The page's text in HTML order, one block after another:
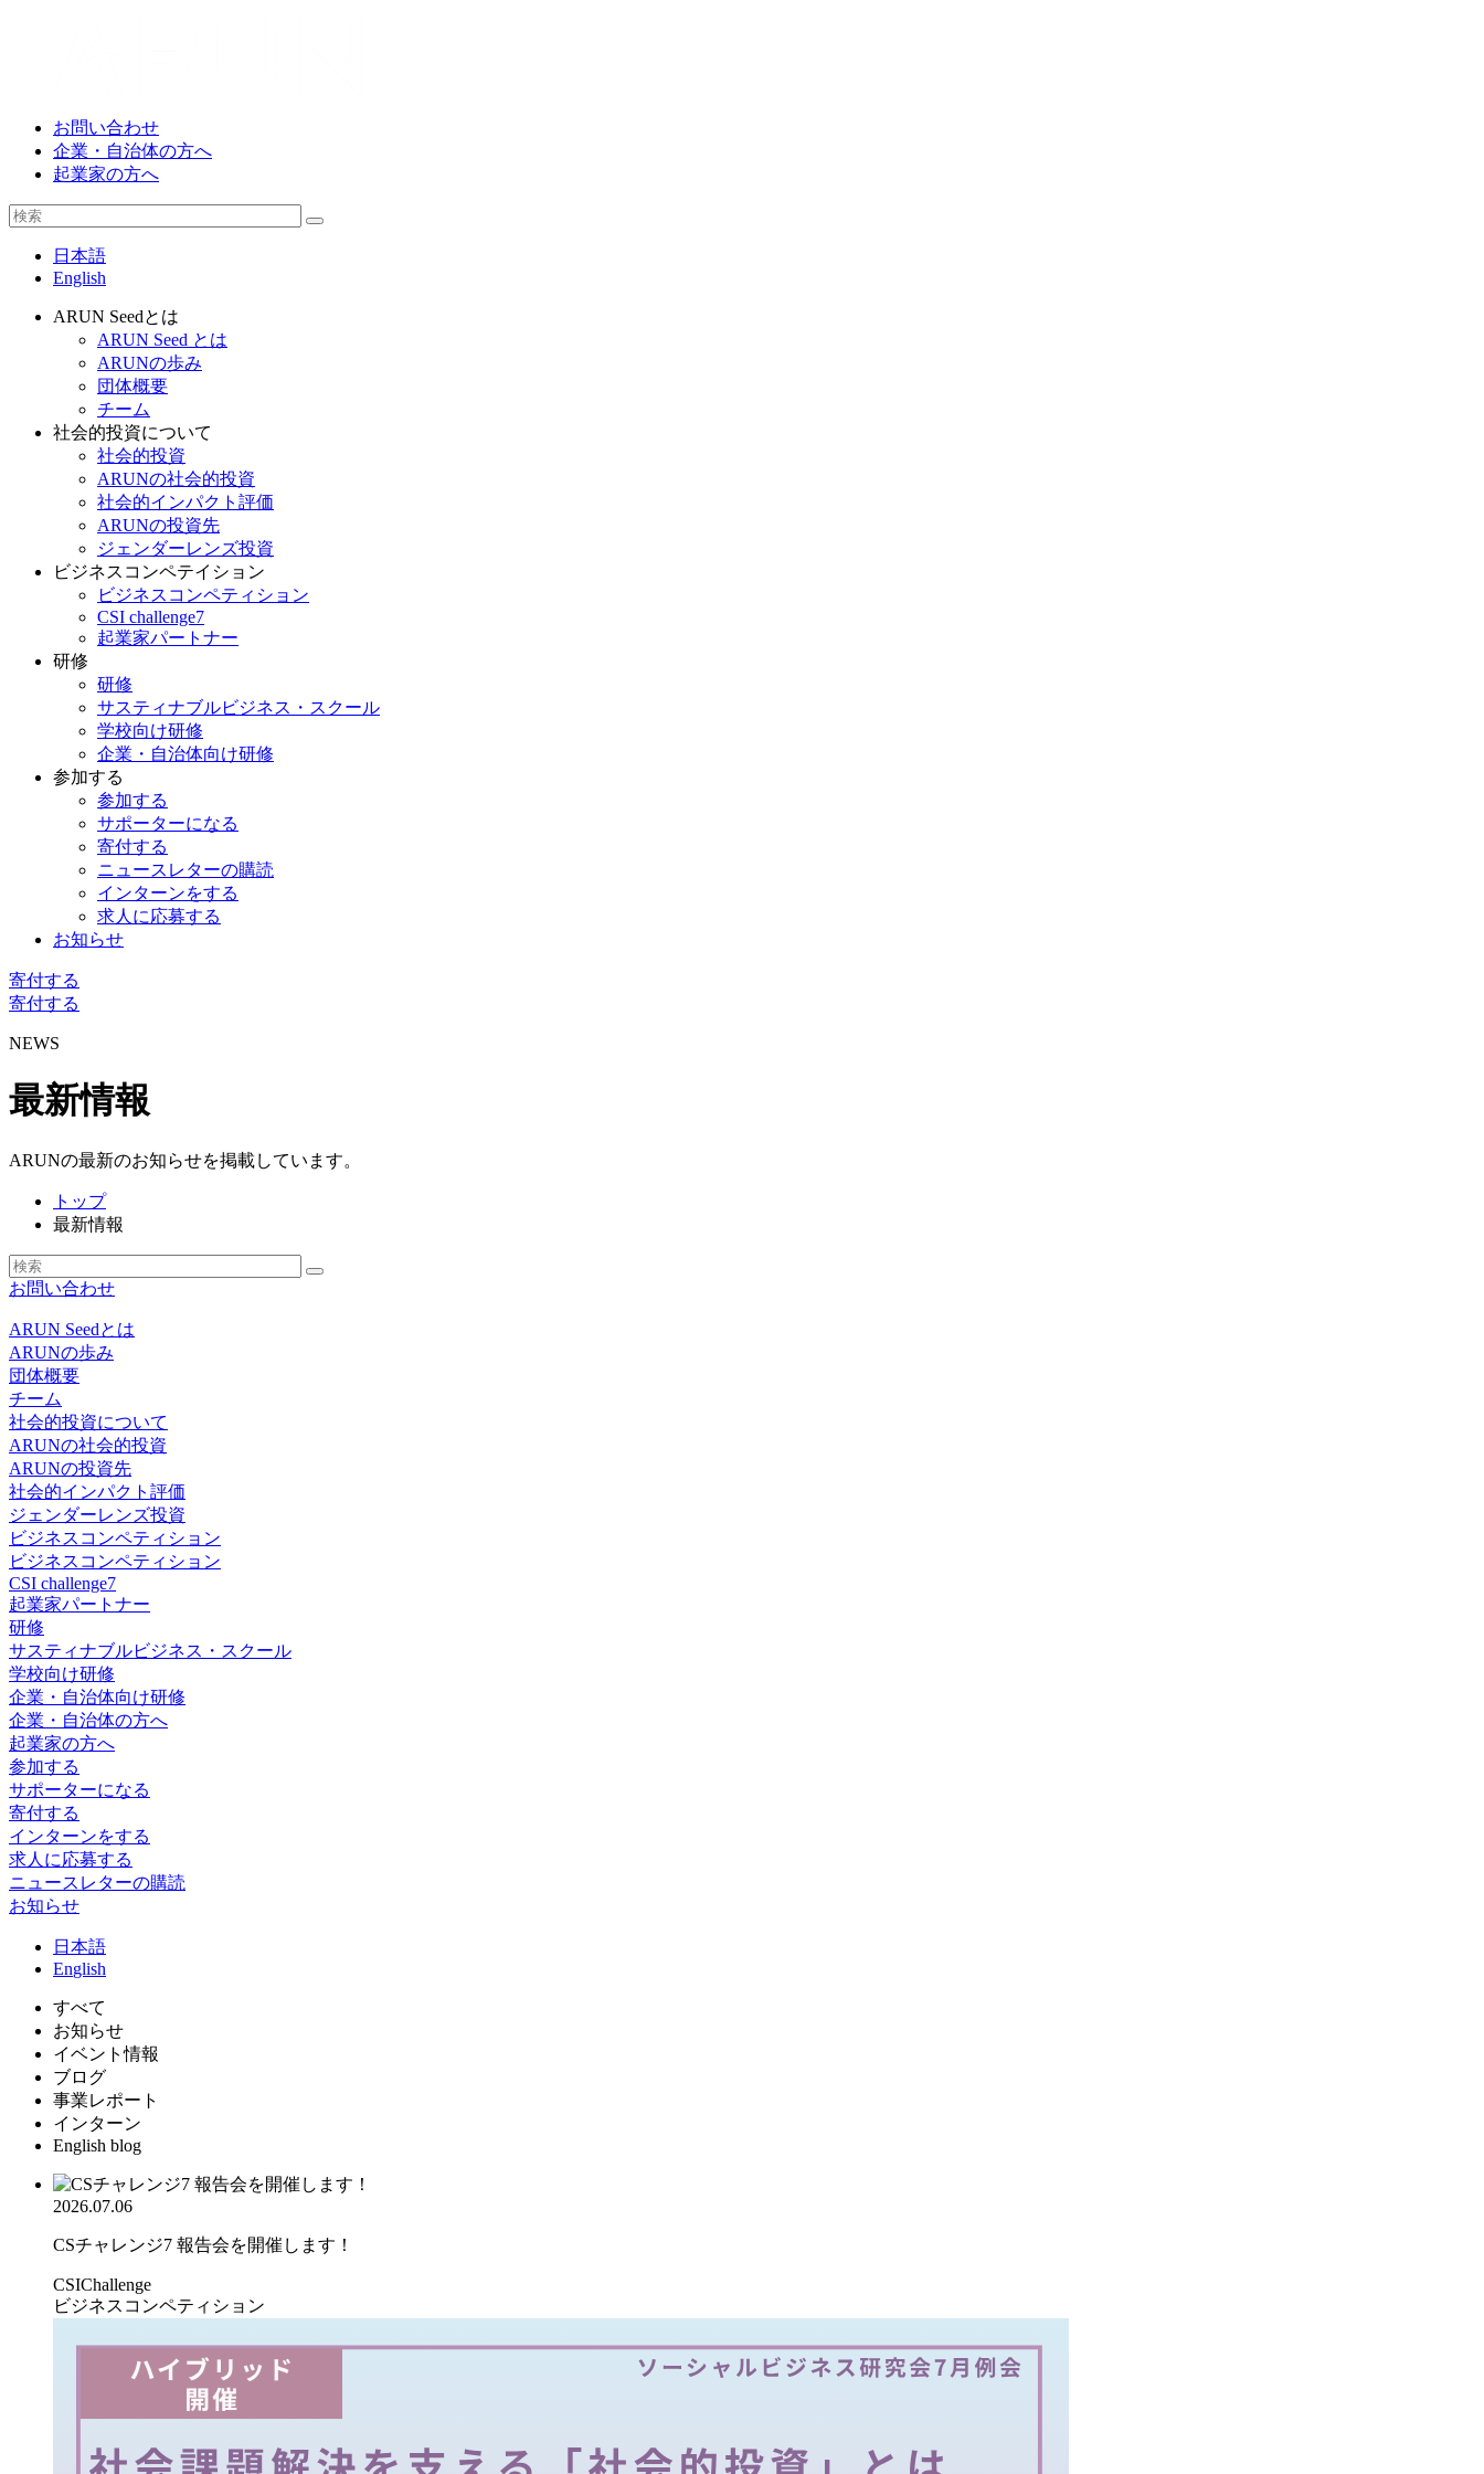
お問い合わせ
企業・自治体の方へ
起業家の方へ
日本語
English
ARUN Seedとは
ARUN Seed とは
ARUNの歩み
団体概要
チーム
社会的投資について
社会的投資
ARUNの社会的投資
社会的インパクト評価
ARUNの投資先
ジェンダーレンズ投資
ビジネスコンペテイション
ビジネスコンペティション
CSI challenge7
起業家パートナー
研修
研修
サスティナブルビジネス・スクール
学校向け研修
企業・自治体向け研修
参加する
参加する
サポーターになる
寄付する
ニュースレターの購読
インターンをする
求人に応募する
お知らせ
寄付する
寄付する
NEWS
最新情報
ARUNの最新のお知らせを掲載しています。
トップ
最新情報
お問い合わせ
ARUN Seedとは
ARUNの歩み
団体概要
チーム
社会的投資について
ARUNの社会的投資
ARUNの投資先
社会的インパクト評価
ジェンダーレンズ投資
ビジネスコンペティション
ビジネスコンペティション
CSI challenge7
起業家パートナー
研修
サスティナブルビジネス・スクール
学校向け研修
企業・自治体向け研修
企業・自治体の方へ
起業家の方へ
参加する
サポーターになる
寄付する
インターンをする
求人に応募する
ニュースレターの購読
お知らせ
日 本語
English
すべて
お知らせ
イベント情報
ブログ
事業レポート
インターン
English blog
2026.07.06
CSチャレンジ7 報告会を開催します！
CSIChallenge
ビジネスコンペティション